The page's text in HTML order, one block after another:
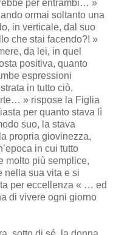
per entrambi… »
ormai soltanto una
in verticale, dal suo
che stai facendo?! »
da lei, in quel
positiva, quanto
espressioni
in tutto ciò.
» rispose la Figlia
per quanto stava lì
suo, la stava
propria giovinezza,
in cui tutto
molto più semplice,
nella sua vita e si
per eccellenza « … ed
di vivere ogni giorno